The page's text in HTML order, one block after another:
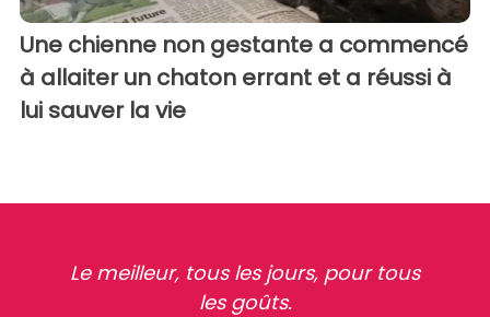
Une chienne non gestante a commencé
à allaiter un chaton errant et a réussi à
lui sauver la vie
Le meilleur, tous les jours, pour tous
les goûts.